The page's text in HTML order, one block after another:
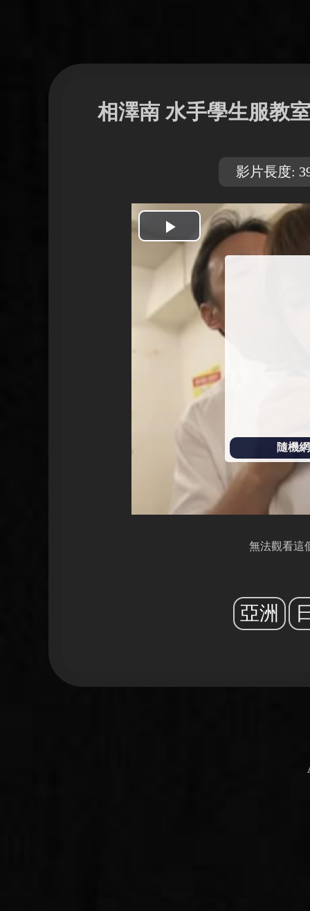
相澤南 水手學生服教
影片長度:
隨機
開
始
播
放
無法觀看這
亞洲